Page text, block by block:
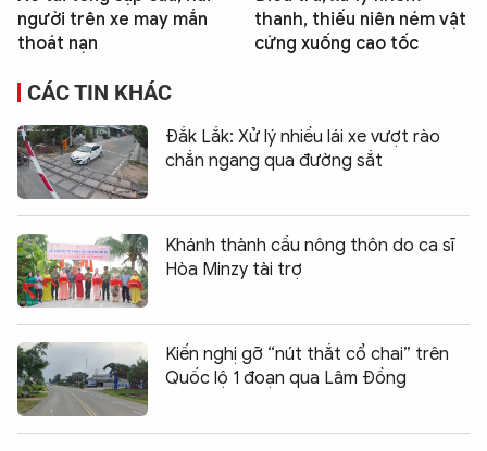
người trên xe may mắn
thoát nạn
thanh, thiếu niên ném vật
cứng xuống cao tốc
CÁC TIN KHÁC
Đắk Lắk: Xử lý nhiều lái xe vượt rào
chắn ngang qua đường sắt
Khánh thành cầu nông thôn do ca sĩ
Hòa Minzy tài trợ
Kiến nghị gỡ “nút thắt cổ chai” trên
Quốc lộ 1 đoạn qua Lâm Đồng